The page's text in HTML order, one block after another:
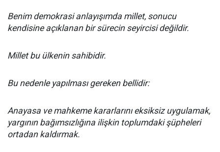
Benim demokrasi anlayışımda millet, sonucu
kendisine açıklanan bir sürecin seyircisi değildir.
Millet bu ülkenin sahibidir.
Bu nedenle yapılması gereken bellidir:
Anayasa ve mahkeme kararlarını eksiksiz uygulamak,
yargının bağımsızlığına ilişkin toplumdaki şüpheleri
ortadan kaldırmak.